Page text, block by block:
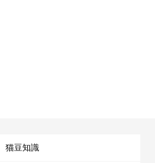
猫豆知識